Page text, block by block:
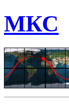
МКС